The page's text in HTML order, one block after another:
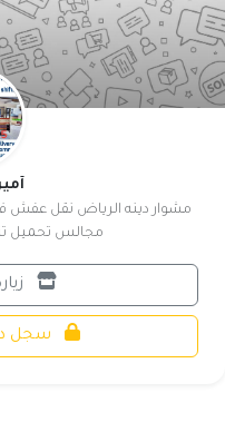
مشوار دينه الرياض نقل عفش
مجالس تحميل
سجل